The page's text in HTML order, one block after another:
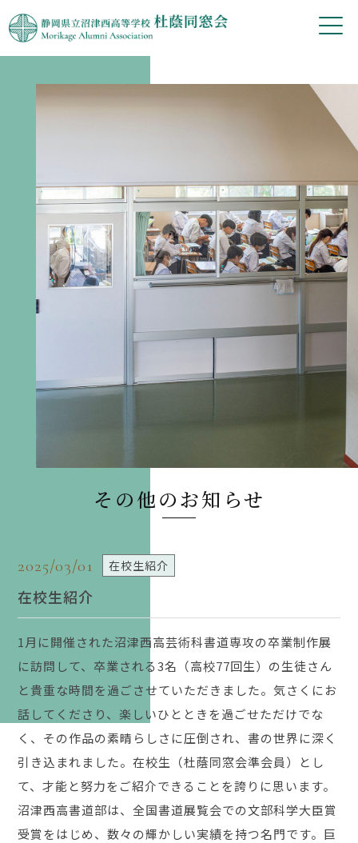
その他のお知らせ
2025/03/01 在校生紹介
在校生紹介
1月に開催された沼津西高芸術科書道専攻の卒業制作展
に訪問して、卒業される3名（高校77回生）の生徒さん
と貴重な時間を過ごさせていただきました。気さくにお
話してくださり、楽しいひとときを過ごせただけでな
く、その作品の素晴らしさに圧倒され、書の世界に深く
引き込まれました。在校生（杜蔭同窓会準会員）とし
て、才能と努力をご紹介できることを誇りに思います。
沼津西高書道部は、全国書道展覧会での文部科学大臣賞
受賞をはじめ、数々の輝かしい実績を持つ名門です。巨